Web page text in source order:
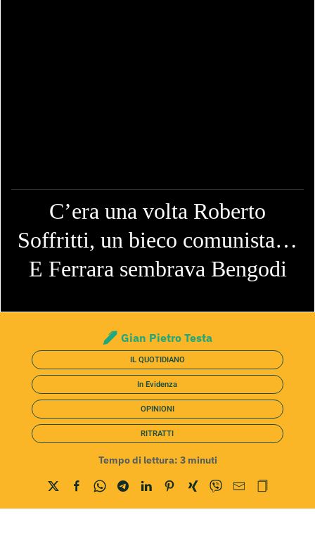
C’era una volta Roberto
Soffritti, un bieco comunista…
E Ferrara sembrava Bengodi
Gian Pietro Testa
IL QUOTIDIANO
In Evidenza
OPINIONI
RITRATTI
Tempo di lettura: 3 minuti